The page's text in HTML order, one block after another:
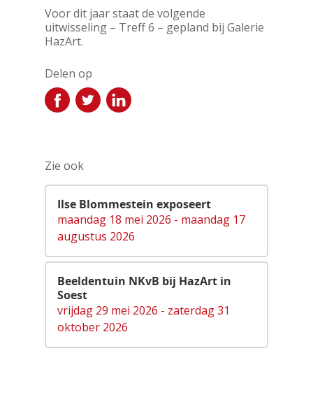
Voor dit jaar staat de volgende
uitwisseling – Treff 6 – gepland bij Galerie
HazArt.
Delen op
Zie ook
Ilse Blommestein exposeert
maandag 18 mei 2026 - maandag 17
augustus 2026
Beeldentuin NKvB bij HazArt in
Soest
vrijdag 29 mei 2026 - zaterdag 31
oktober 2026